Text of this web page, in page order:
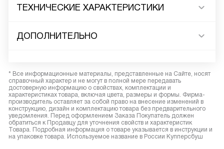
ТЕХНИЧЕСКИЕ ХАРАКТЕРИСТИКИ
ДОПОЛНИТЕЛЬНО
* Все информационные материалы, представленные на Сайте, носят
справочный характер и не могут в полной мере передавать
достоверную информацию о свойствах, комплектации и
характеристиках товара, включая цвета, размеры и формы. Фирма-
производитель оставляет за собой право на внесение изменений в
конструкцию, дизайн и комплектацию товара без предварительного
уведомления. Перед оформлением Заказа Покупатель должен
обратиться к Продавцу для уточнения свойств и характеристик
Товара. Подробная информация о товаре указывается в инструкции и
на упаковке товара. Используемое название в России Купперсбуш